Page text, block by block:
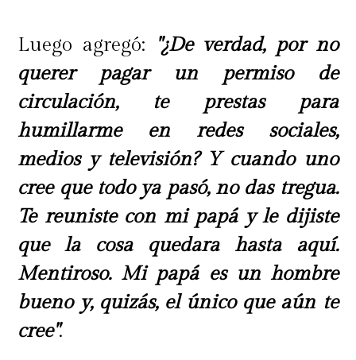
Luego agregó: "¿De verdad, por no
querer pagar un permiso de
circulación, te prestas para
humillarme en redes sociales,
medios y televisión? Y cuando uno
cree que todo ya pasó, no das tregua.
Te reuniste con mi papá y le dijiste
que la cosa quedara hasta aquí.
Mentiroso. Mi papá es un hombre
bueno y, quizás, el único que aún te
cree".